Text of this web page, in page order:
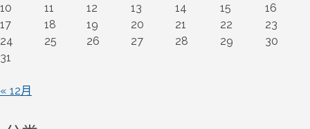
10
11 12 13 14 15
16
17
18 19 20 21 22
23
24
25 26 27 28 29
30
31
« 12月